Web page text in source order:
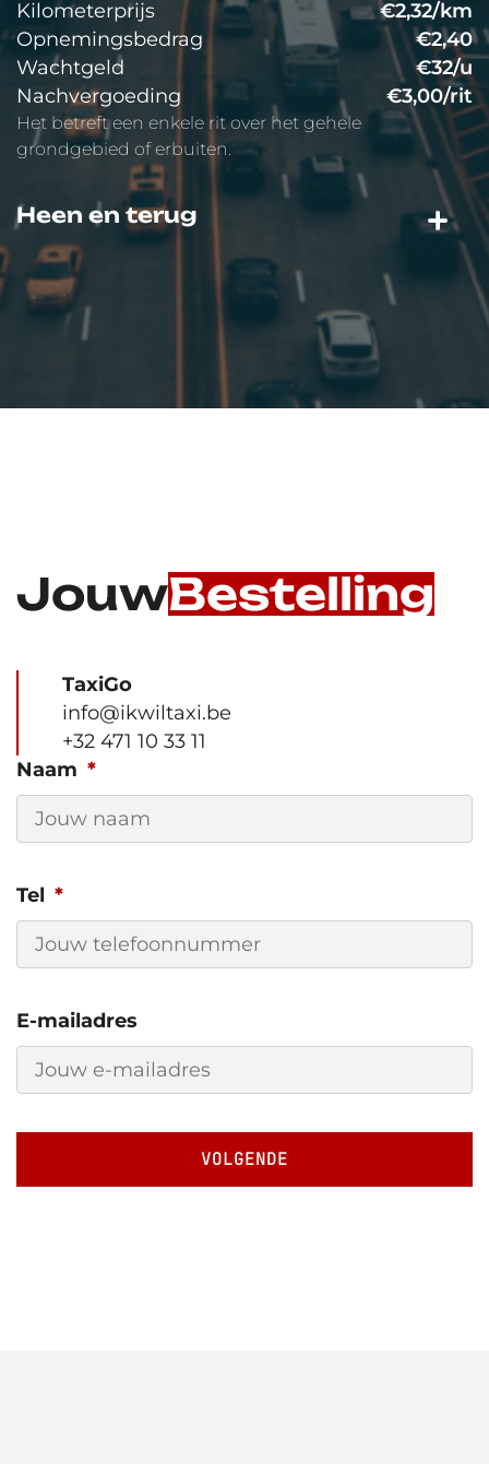
Kilometerprijs
€2,32/km
Opnemingsbedrag
€2,40
Wachtgeld
€32/u
Nachvergoeding
€3,00/rit
Het betreft een enkele rit over het gehele
grondgebied of erbuiten.
Heen en terug
JouwBestelling
TaxiGo
info@ikwiltaxi.be
+32 471 10 33 11
Naam
Tel
E-mailadres
VOLGENDE